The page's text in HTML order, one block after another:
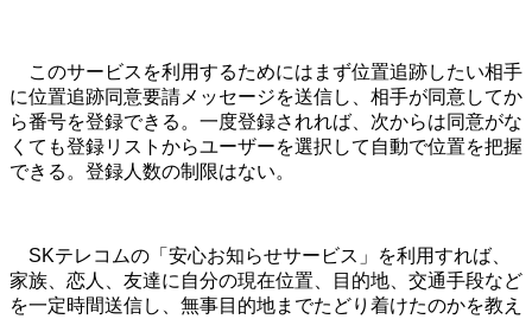
このサービスを利用するためにはまず位置追跡したい相手
に位置追跡同意要請メッセージを送信し、相手が同意してか
ら番号を登録できる。一度登録されれば、次からは同意がな
くても登録リストからユーザーを選択して自動で位置を把握
できる。登録人数の制限はない。
SKテレコムの「安心お知らせサービス」を利用すれば、
家族、恋人、友達に自分の現在位置、目的地、交通手段など
を一定時間送信し、無事目的地までたどり着けたのかを教え